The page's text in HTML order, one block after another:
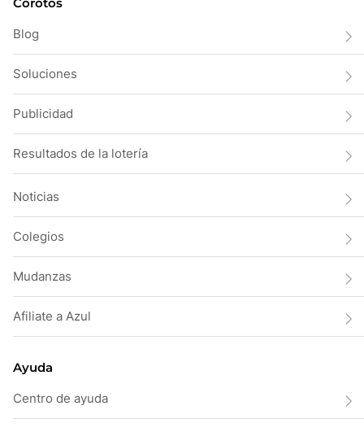
Blog
Soluciones
Publicidad
Resultados de la lotería
Noticias
Colegios
Mudanzas
Afiliate a Azul
Ayuda
Centro de ayuda